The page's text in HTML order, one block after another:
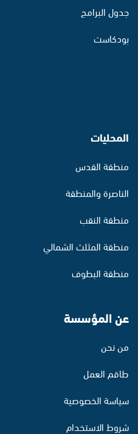
جدول البرامج
بودكاست
المحليات
منطقة القدس
الناصرة والمنطقة
منطقة النقب
منطقة المثلث الشمالي
منطقة البطوف
عن المؤسسة
من نحن
طاقم العمل
سياسة الخصوصية
شروط الاستخدام